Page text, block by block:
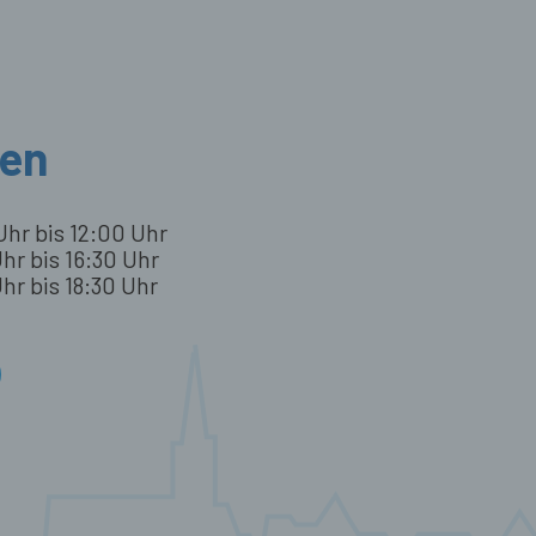
bis 12:00 Uhr
bis 16:30 Uhr
bis 18:30 Uhr